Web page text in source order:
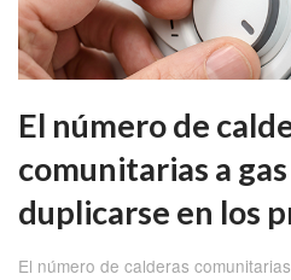
El número de
comunitarias a
duplicarse en los
El número de calderas